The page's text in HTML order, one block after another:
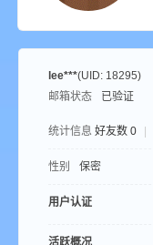
ne
lee***(UID: 18295)
邮箱状态
已验证
统计信息 好友数 0
性别 保密
用户认证
活跃概况